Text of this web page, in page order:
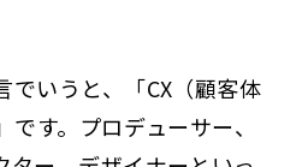
でいうと、「CX（顧客体
す。プロデューサー、